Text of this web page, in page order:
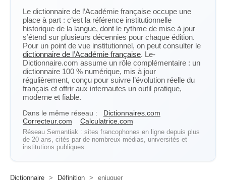
Le dictionnaire de l’Académie française occupe une
place à part : c’est la référence institutionnelle
historique de la langue, dont le rythme de mise à jour
s’étend sur plusieurs décennies pour chaque édition.
Pour un point de vue institutionnel, on peut consulter le
dictionnaire de l’Académie française. Le-
Dictionnaire.com assume un rôle complémentaire : un
dictionnaire 100 % numérique, mis à jour
régulièrement, conçu pour suivre l’évolution réelle du
français et offrir aux internautes un outil pratique,
moderne et fiable.
Dans le même réseau :
Dictionnaires.com
Correcteur.com
Calculatrice.com
Réseau Semantiak : sites francophones en ligne depuis plus
de 20 ans, cités par de nombreux médias, universités et
institutions publiques.
Dictionnaire > Définition > enjuguer